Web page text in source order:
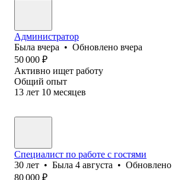
Администратор
Была вчера • Обновлено вчера
50 000 ₽
Активно ищет работу
Общий опыт
13 лет 10 месяцев
Специалист по работе с гостями
30 лет • Была 4 августа • Обновлено
80 000 ₽